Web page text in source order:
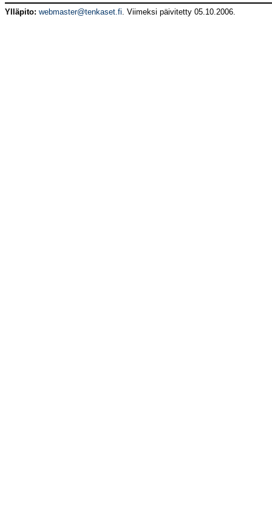
Ylläpito: webmaster@tenkaset.fi. Viimeksi päivitetty 05.10.2006.